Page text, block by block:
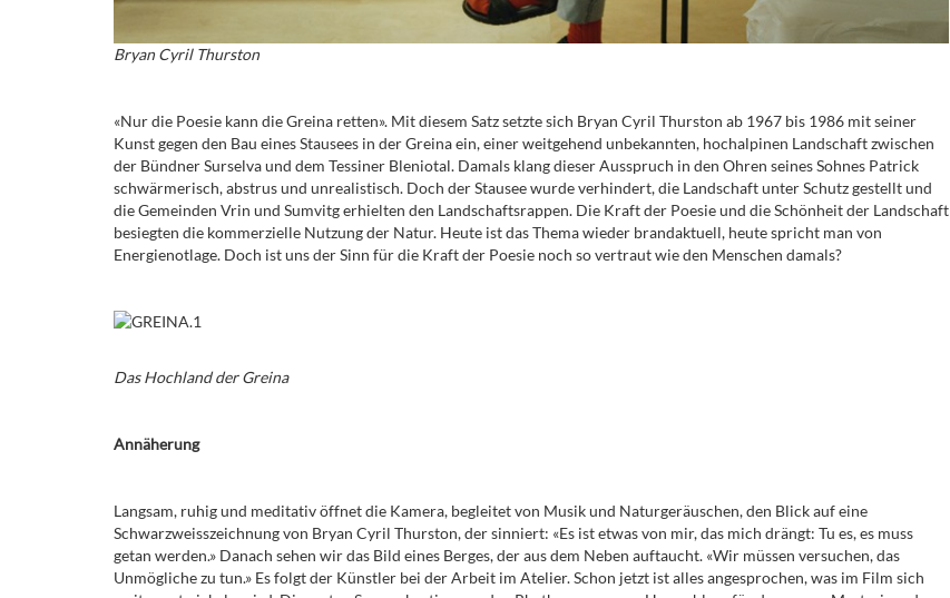
Bryan Cyril Thurston
«Nur die Poesie kann die Greina retten». Mit diesem Satz setzte sich Bryan Cyril Thurston ab 1967 bis 1986 mit seiner
Kunst gegen den Bau eines Stausees in der Greina ein, einer weitgehend unbekannten, hochalpinen Landschaft zwischen
der Bündner Surselva und dem Tessiner Bleniotal. Damals klang dieser Ausspruch in den Ohren seines Sohnes Patrick
schwärmerisch, abstrus und unrealistisch. Doch der Stausee wurde verhindert, die Landschaft unter Schutz gestellt und
die Gemeinden Vrin und Sumvitg erhielten den Landschaftsrappen. Die Kraft der Poesie und die Schönheit der Landschaft
besiegten die kommerzielle Nutzung der Natur. Heute ist das Thema wieder brandaktuell, heute spricht man von
Energienotlage. Doch ist uns der Sinn für die Kraft der Poesie noch so vertraut wie den Menschen damals?
Das Hochland der Greina
Annäherung
Langsam, ruhig und meditativ öffnet die Kamera, begleitet von Musik und Naturgeräuschen, den Blick auf eine
Schwarzweisszeichnung von Bryan Cyril Thurston, der sinniert: «Es ist etwas von mir, das mich drängt: Tu es, es muss
getan werden.» Danach sehen wir das Bild eines Berges, der aus dem Neben auftaucht. «Wir müssen versuchen, das
Unmögliche zu tun.» Es folgt der Künstler bei der Arbeit im Atelier. Schon jetzt ist alles angesprochen, was im Film sich